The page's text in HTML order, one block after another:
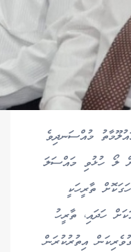
މުއްސަނދިވެ
ލޯ ހުޅުވި މައްސަލަ
ތާރީހަކީ
ހަދައި، ތާރީހު
އިތުރުކުރަން